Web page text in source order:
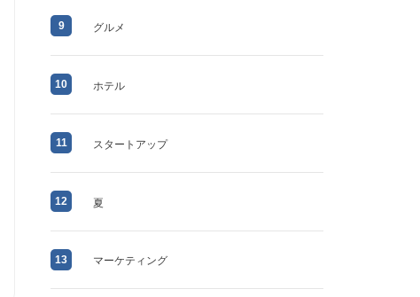
9 グルメ
10 ホテル
11 スタートアップ
12 夏
13 マーケティング